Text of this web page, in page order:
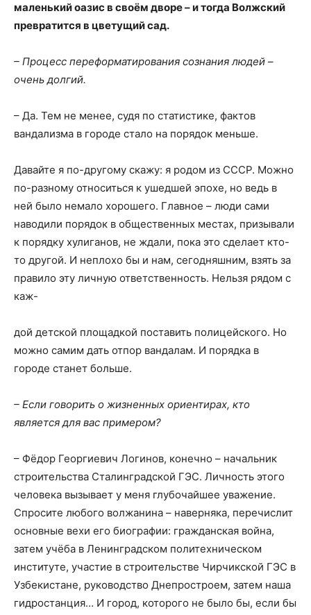
маленький оазис в своём дворе – и тогда Волжский
превратится в цветущий сад.
– Процесс переформатирования сознания людей –
очень долгий.
– Да. Тем не менее, судя по статистике, фактов
вандализма в городе стало на порядок меньше.
Давайте я по-другому скажу: я родом из СССР. Можно
по-разному относиться к ушедшей эпохе, но ведь в
ней было немало хорошего. Главное – люди сами
наводили порядок в общественных местах, призывали
к порядку хулиганов, не ждали, пока это сделает кто-
то другой. И неплохо бы и нам, сегодняшним, взять за
правило эту личную ответственность. Нельзя рядом с
каж-
дой детской площадкой поставить полицейского. Но
можно самим дать отпор вандалам. И порядка в
городе станет больше.
– Если говорить о жизненных ориентирах, кто
является для вас примером?
– Фёдор Георгиевич Логинов, конечно – начальник
строительства Сталинградской ГЭС. Личность этого
человека вызывает у меня глубочайшее уважение.
Спросите любого волжанина – наверняка, перечислит
основные вехи его биографии: гражданская война,
затем учёба в Ленинградском политехническом
институте, участие в строительстве Чирчикской ГЭС в
Узбекистане, руководство Днепростроем, затем наша
гидростанция… И город, которого не было бы, если бы